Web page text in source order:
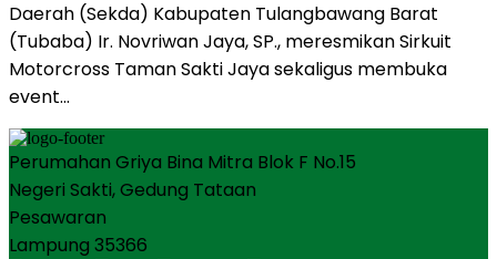
Daerah (Sekda) Kabupaten Tulangbawang Barat
(Tubaba) Ir. Novriwan Jaya, SP., meresmikan Sirkuit
Motorcross Taman Sakti Jaya sekaligus membuka
event…
Perumahan Griya Bina Mitra Blok F No.15
Negeri Sakti, Gedung Tataan
Pesawaran
Lampung 35366